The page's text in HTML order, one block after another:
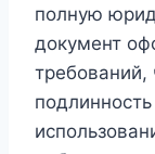
полную
документ
требований,